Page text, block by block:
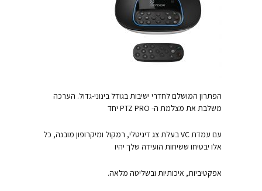
הפתרון המושלם לחדרי ישיבות בגודל בינוני-גדול. הערכה
משלבת את מצלמת ה- PTZ PRO יחד
עם עמדת VC בעלת צג דיגיטלי, רמקול ומיקרופון מובנה, כל
אלו יבטיחו ששיחות הועידה שלך יהיו
אפקטיביות, איכותיות ובשליטה מלאה.